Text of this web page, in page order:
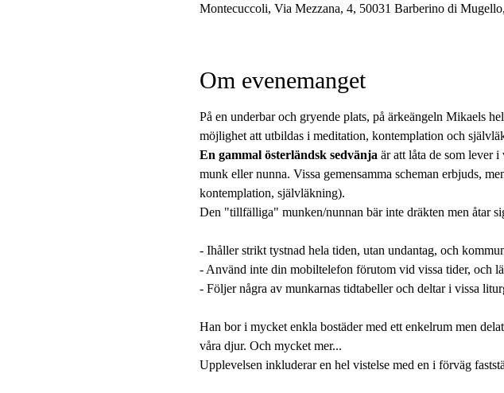
Montecuccoli, Via Mezzana, 4, 50031 Barberino di
Om evenemanget
På en underbar och gryende plats, på ärkeängeln Mikaels
möjlighet att utbildas i meditation, kontemplation och
En gammal österländsk sedvänja är att låta de som lever
munk eller nunna. Vissa gemensamma scheman erbjuds,
kontemplation, självläkning).
Den "tillfälliga" munken/nunnan bär inte dräkten men åtar
- Ihåller strikt tystnad hela tiden, utan undantag, och
- Använd inte din mobiltelefon förutom vid vissa tider, och
- Följer några av munkarnas tidtabeller och deltar i vissa
Han bor i mycket enkla bostäder med ett enkelrum men
våra djur. Och mycket mer...
Upplevelsen inkluderar en hel vistelse med en i förväg